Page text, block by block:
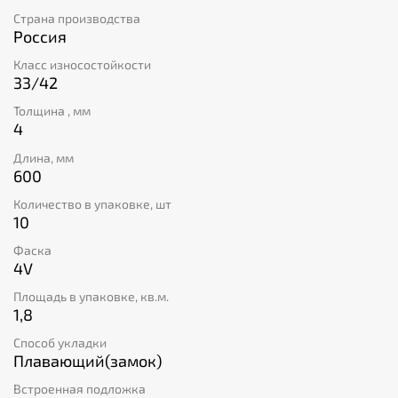
самостоятельно без лишних хлопот. Подходит как для
жилых помещений, так и коммерческих площадей
благодаря встроенному защитному слою 0,5 мм.
Страна производства
Россия
Класс износостойкости
33/42
Толщина , мм
4
Длина, мм
600
Количество в упаковке, шт
10
Фаска
4V
Площадь в упаковке, кв.м.
1,8
Способ укладки
Плавающий(замок)
Встроенная подложка